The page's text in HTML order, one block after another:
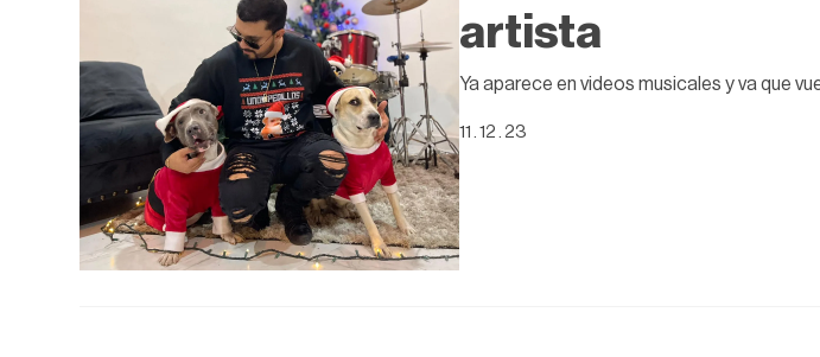
artista
Ya aparece en videos musicales y va que
11 . 12 . 23